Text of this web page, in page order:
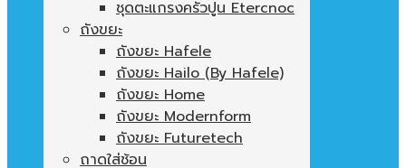
ชุดตะแกรงครัวปูน Etercnoc
ถังขยะ
ถังขยะ Hafele
ถังขยะ Hailo (By Hafele)
ถังขยะ Home
ถังขยะ Modernform
ถังขยะ Futuretech
ถาดใส่ช้อน